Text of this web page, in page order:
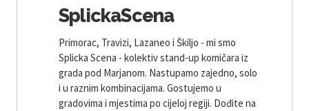
SplickaScena
Primorac, Travizi, Lazaneo i Škiljo - mi smo
Splicka Scena - kolektiv stand-up komičara iz
grada pod Marjanom. Nastupamo zajedno, solo
i u raznim kombinacijama. Gostujemo u
gradovima i mjestima po cijeloj regiji. Dođite na